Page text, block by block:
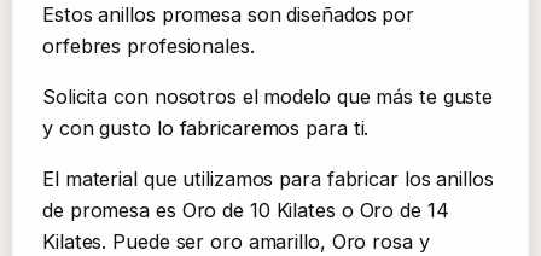
Estos anillos promesa son diseñados por
orfebres profesionales.
Solicita con nosotros el modelo que más te guste
y con gusto lo fabricaremos para ti.
El material que utilizamos para fabricar los anillos
de promesa es Oro de 10 Kilates o Oro de 14
Kilates. Puede ser oro amarillo, Oro rosa y